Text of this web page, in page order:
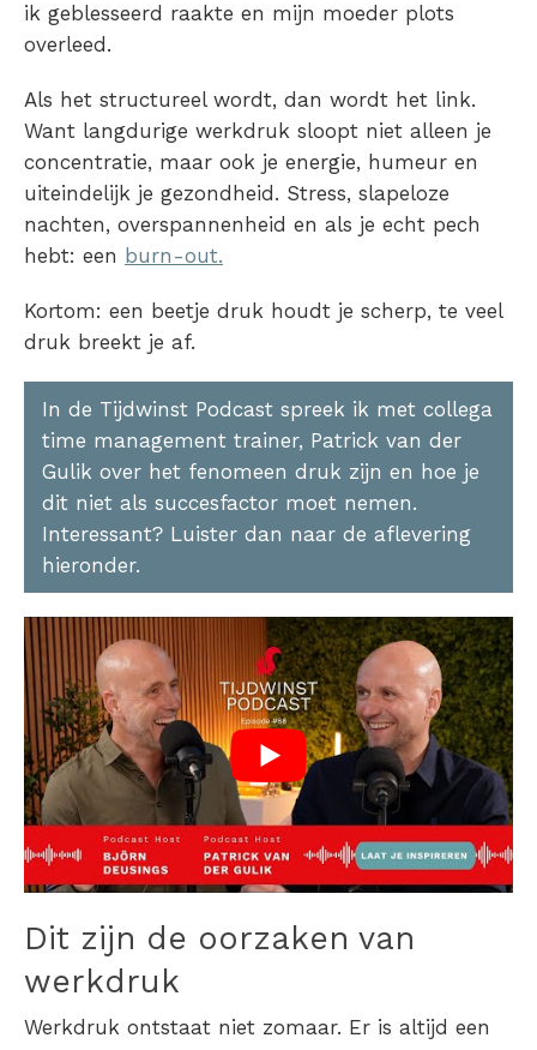
ik geblesseerd raakte en mijn moeder plots
overleed.
Als het structureel wordt, dan wordt het link.
Want langdurige werkdruk sloopt niet alleen je
concentratie, maar ook je energie, humeur en
uiteindelijk je gezondheid. Stress, slapeloze
nachten, overspannenheid en als je echt pech
hebt: een burn-out.
Kortom: een beetje druk houdt je scherp, te veel
druk breekt je af.
In de Tijdwinst Podcast spreek ik met collega
time management trainer, Patrick van der
Gulik over het fenomeen druk zijn en hoe je
dit niet als succesfactor moet nemen.
Interessant? Luister dan naar de aflevering
hieronder.
Dit zijn de oorzaken van
werkdruk
Werkdruk ontstaat niet zomaar. Er is altijd een